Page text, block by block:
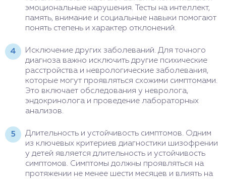
эмоциональные нарушения. Тесты на интеллект,
память, внимание и социальные навыки помогают
понять степень и характер отклонений.
Исключение других заболеваний. Для точного
диагноза важно исключить другие психические
расстройства и неврологические заболевания,
которые могут проявляться схожими симптомами.
Это включает обследования у невролога,
эндокринолога и проведение лабораторных
анализов.
Длительность и устойчивость симптомов. Одним
из ключевых критериев диагностики шизофрении
у детей является длительность и устойчивость
симптомов. Симптомы должны проявляться на
протяжении не менее шести месяцев и влиять на